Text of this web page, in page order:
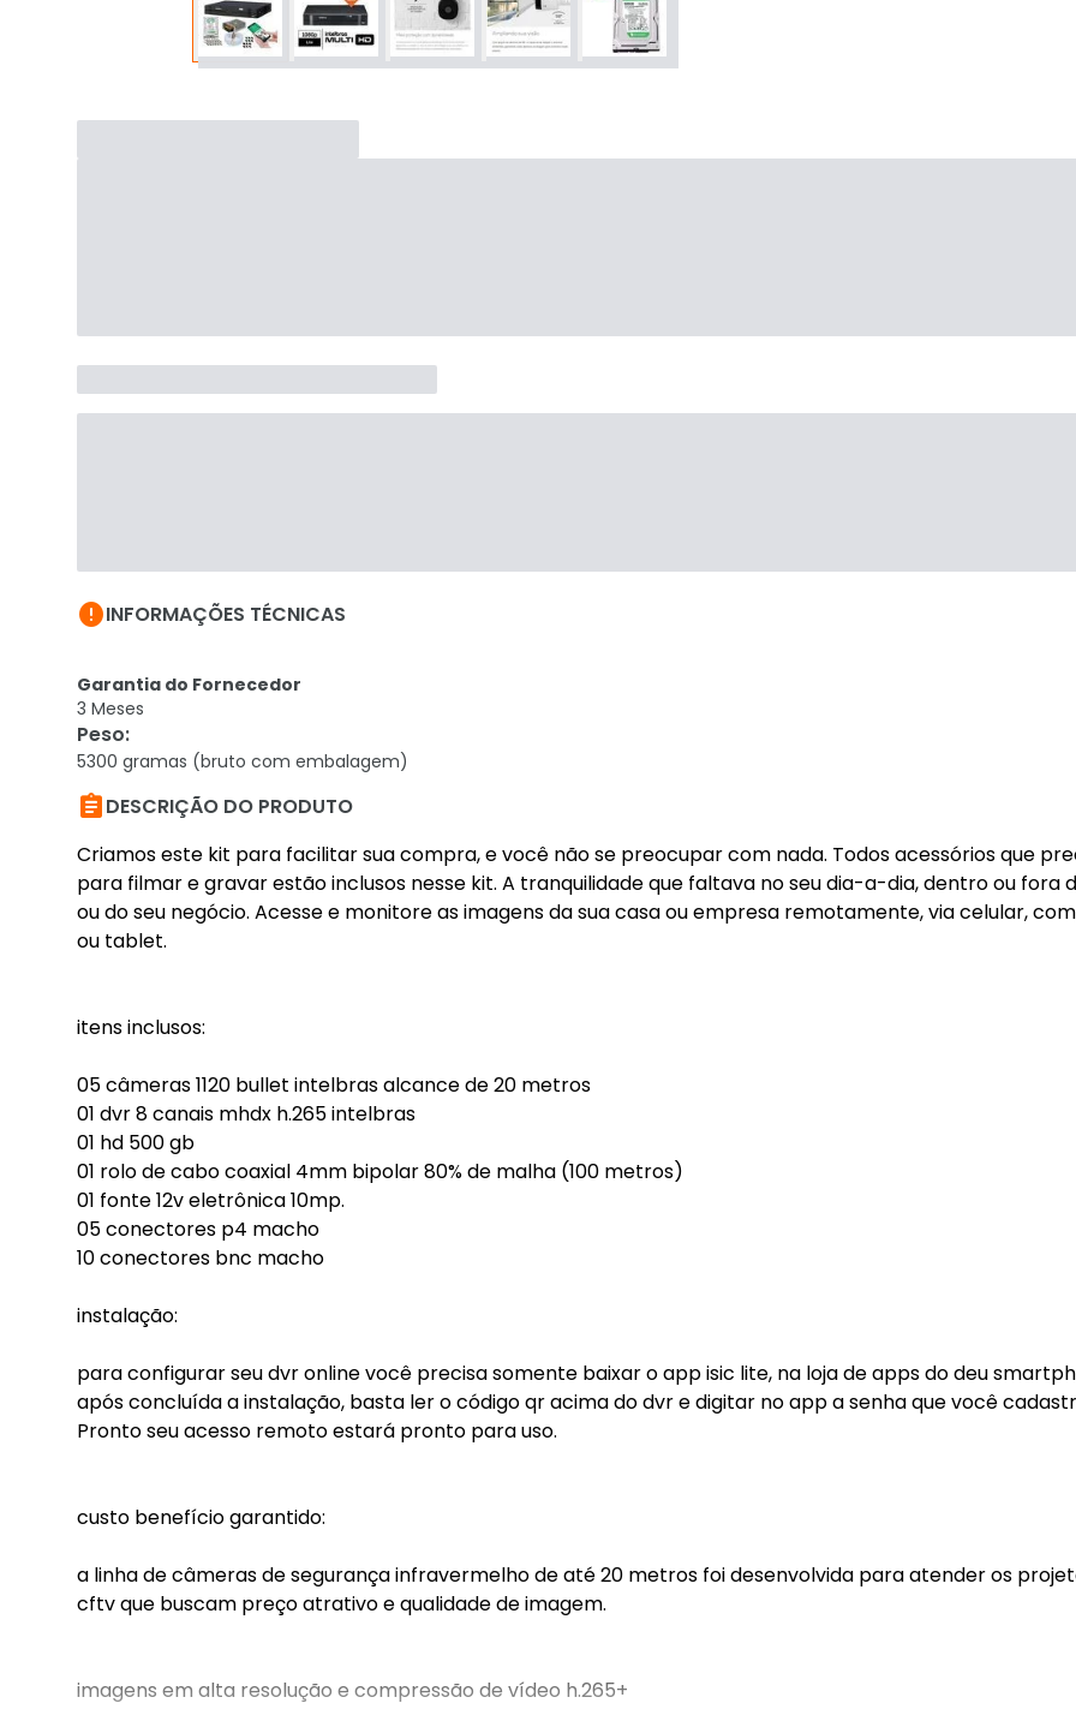
INFORMAÇÕES TÉCNICAS
Garantia do Fornecedor
3 Meses
Peso:
5300 gramas (bruto com embalagem)
DESCRIÇÃO DO PRODUTO
Criamos este kit para facilitar sua compra, e você não se preocupar com nada. Todos acessórios que
para filmar e gravar estão inclusos nesse kit. A tranquilidade que faltava no seu dia-a-dia, dentro ou fora
ou do seu negócio. Acesse e monitore as imagens da sua casa ou empresa remotamente, via celular,
ou tablet.
itens inclusos:
05 câmeras 1120 bullet intelbras alcance de 20 metros
01 dvr 8 canais mhdx h.265 intelbras
01 hd 500 gb
01 rolo de cabo coaxial 4mm bipolar 80% de malha (100 metros)
01 fonte 12v eletrônica 10mp.
05 conectores p4 macho
10 conectores bnc macho
instalação:
para configurar seu dvr online você precisa somente baixar o app isic lite, na loja de apps do deu
após concluída a instalação, basta ler o código qr acima do dvr e digitar no app a senha que você
Pronto seu acesso remoto estará pronto para uso.
custo benefício garantido:
a linha de câmeras de segurança infravermelho de até 20 metros foi desenvolvida para atender os
cftv que buscam preço atrativo e qualidade de imagem.
imagens em alta resolução e compressão de vídeo h.265+